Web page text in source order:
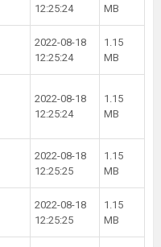
12:25:24
MB
2022-08-18
12:25:24
1.15
MB
2022-08-18
12:25:24
1.15
MB
2022-08-18
12:25:25
1.15
MB
2022-08-18
12:25:25
1.15
MB